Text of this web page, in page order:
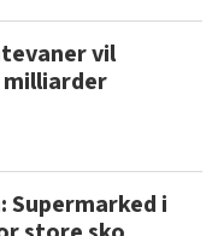
vil
milliarder
i